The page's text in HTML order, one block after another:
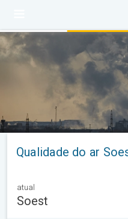
Qualidade do ar
atual
Soest